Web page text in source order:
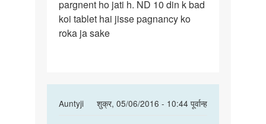
kya
ek
bar
pargnent ho jati h. ND 10 din k bad
koi tablet hai jisse pagnancy ko
roka ja sake
Auntyji
शुक्र, 05/06/2016 - 10:44 पूर्वान्ह
In